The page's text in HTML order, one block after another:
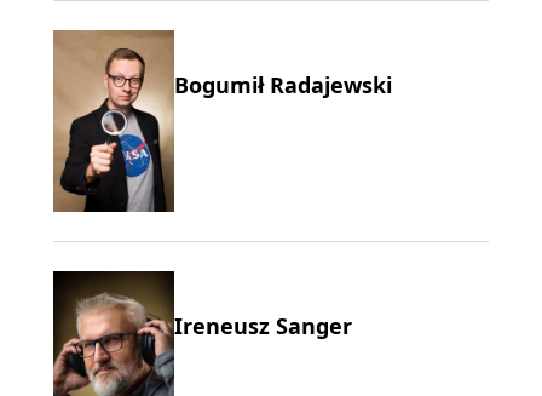
Bogumił Radajewski
Ireneusz Sanger